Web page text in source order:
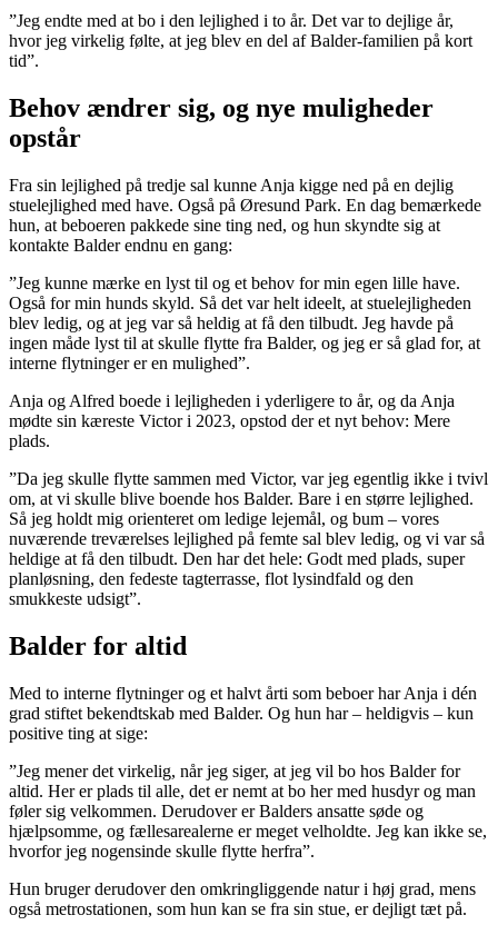
”Jeg endte med at bo i den lejlighed i to år. Det var to dejlige år,
hvor jeg virkelig følte, at jeg blev en del af Balder-familien på kort
tid”.
Behov ændrer sig, og nye muligheder
opstår
Fra sin lejlighed på tredje sal kunne Anja kigge ned på en dejlig
stuelejlighed med have. Også på Øresund Park. En dag bemærkede
hun, at beboeren pakkede sine ting ned, og hun skyndte sig at
kontakte Balder endnu en gang:
”Jeg kunne mærke en lyst til og et behov for min egen lille have.
Også for min hunds skyld. Så det var helt ideelt, at stuelejligheden
blev ledig, og at jeg var så heldig at få den tilbudt. Jeg havde på
ingen måde lyst til at skulle flytte fra Balder, og jeg er så glad for, at
interne flytninger er en mulighed”.
Anja og Alfred boede i lejligheden i yderligere to år, og da Anja
mødte sin kæreste Victor i 2023, opstod der et nyt behov: Mere
plads.
”Da jeg skulle flytte sammen med Victor, var jeg egentlig ikke i tvivl
om, at vi skulle blive boende hos Balder. Bare i en større lejlighed.
Så jeg holdt mig orienteret om ledige lejemål, og bum – vores
nuværende treværelses lejlighed på femte sal blev ledig, og vi var så
heldige at få den tilbudt. Den har det hele: Godt med plads, super
planløsning, den fedeste tagterrasse, flot lysindfald og den
smukkeste udsigt”.
Balder for altid
Med to interne flytninger og et halvt årti som beboer har Anja i dén
grad stiftet bekendtskab med Balder. Og hun har – heldigvis – kun
positive ting at sige:
”Jeg mener det virkelig, når jeg siger, at jeg vil bo hos Balder for
altid. Her er plads til alle, det er nemt at bo her med husdyr og man
føler sig velkommen. Derudover er Balders ansatte søde og
hjælpsomme, og fællesarealerne er meget velholdte. Jeg kan ikke se,
hvorfor jeg nogensinde skulle flytte herfra”.
Hun bruger derudover den omkringliggende natur i høj grad, mens
også metrostationen, som hun kan se fra sin stue, er dejligt tæt på.